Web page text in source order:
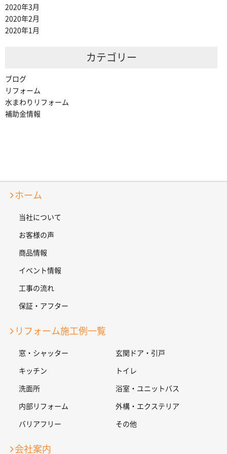
2020年3月
2020年2月
2020年1月
カテゴリー
ブログ
リフォーム
水まわりリフォーム
補助金情報
ホーム
当社について
お客様の声
商品情報
イベント情報
工事の流れ
保証・アフター
リフォーム施工例一覧
窓・シャッター 玄関ドア・引戸
キッチン トイレ
洗面所 浴室・ユニットバス
内部リフォーム 外構・エクステリア
バリアフリー その他
会社案内